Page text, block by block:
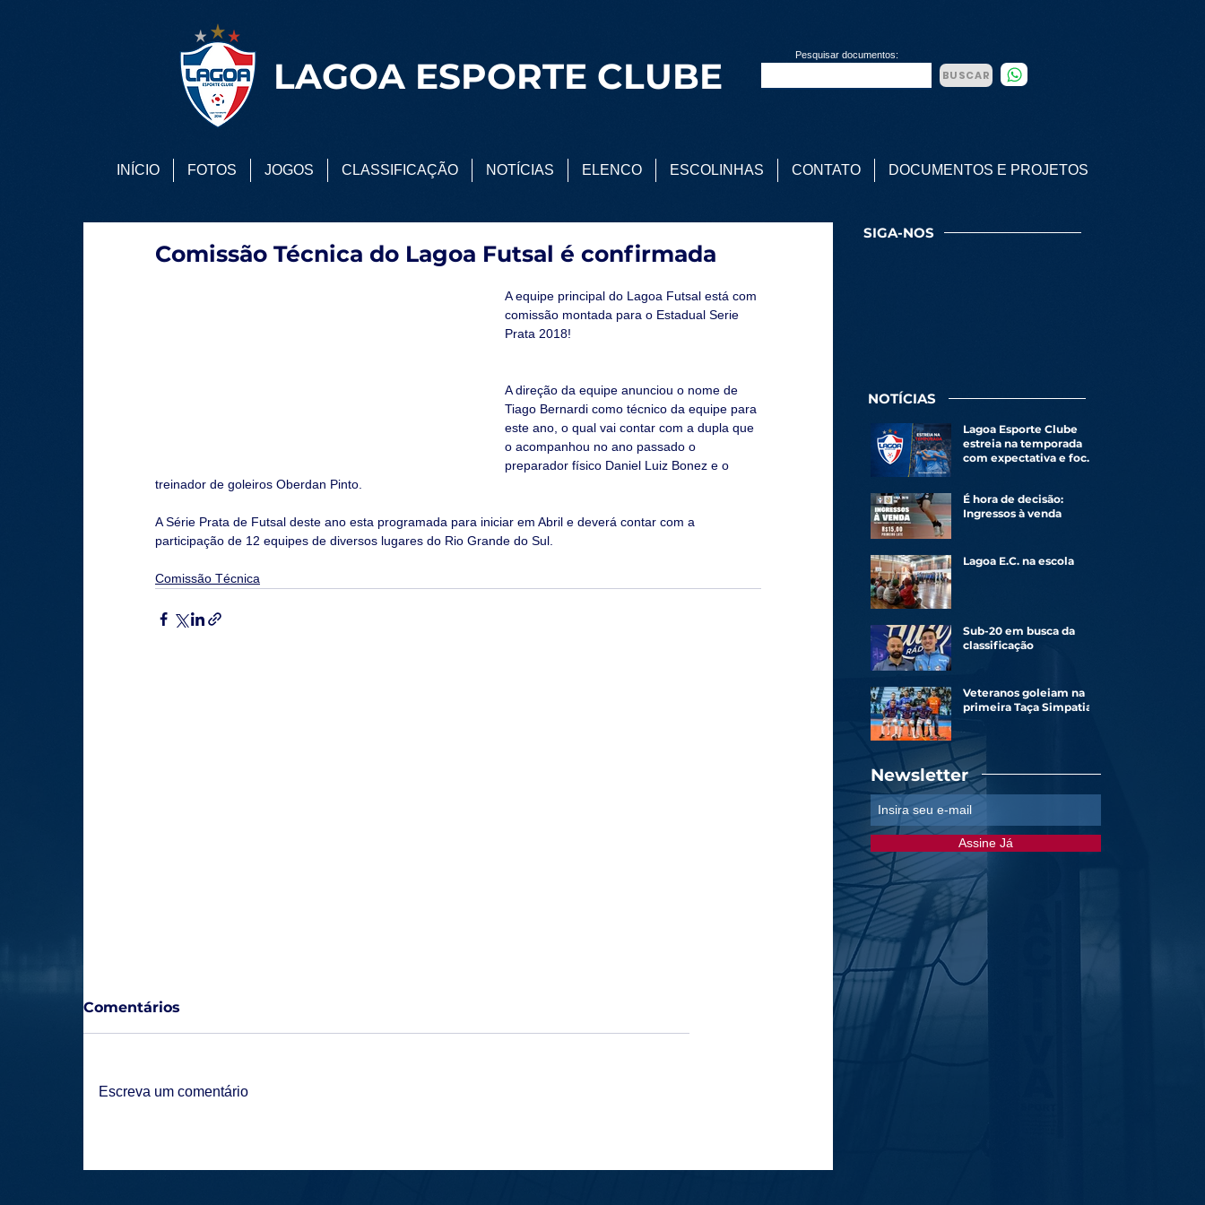
LAGOA ESPORTE CLUBE
INÍCIO FOTOS JOGOS CLASSIFICAÇÃO NOTÍCIAS ELENCO ESCOLINHAS CONTATO DOCUMENTOS E PROJETOS
Pesquisar documentos:
BUSCAR
Comissão Técnica do Lagoa Futsal é confirmada
A equipe principal do Lagoa Futsal está com
comissão montada para o Estadual Serie
Prata 2018!
A direção da equipe anunciou o nome de
Tiago Bernardi como técnico da equipe para
este ano, o qual vai contar com a dupla que
o acompanhou no ano passado o
preparador físico Daniel Luiz Bonez e o
treinador de goleiros Oberdan Pinto.
A Série Prata de Futsal deste ano esta programada para iniciar em Abril e deverá contar com a
participação de 12 equipes de diversos lugares do Rio Grande do Sul.
Comissão Técnica
Comentários
Escreva um comentário
SIGA-NOS
NOTÍCIAS
Lagoa Esporte Clube
estreia na temporada
com expectativa e foco
É hora de decisão:
Ingressos à venda
Lagoa E.C. na escola
Sub-20 em busca da
classificação
Veteranos goleiam na
primeira Taça Simpatia
Newsletter
Assine Já